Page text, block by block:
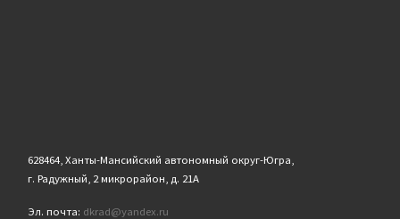
628464, Ханты-Мансийский автономный округ-Югра,
г. Радужный, 2 микрорайон, д. 21А
Эл. почта: dkrad@yandex.ru